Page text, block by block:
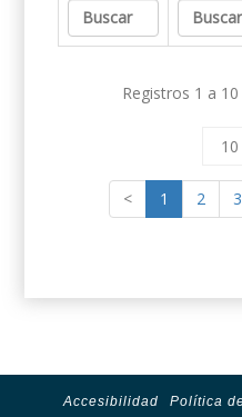
Registros 1 a 10
< 1 2 3
Accesibilidad Política